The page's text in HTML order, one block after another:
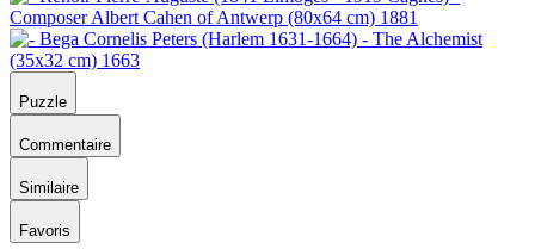
Puzzle
Commentaire
Similaire
Favoris